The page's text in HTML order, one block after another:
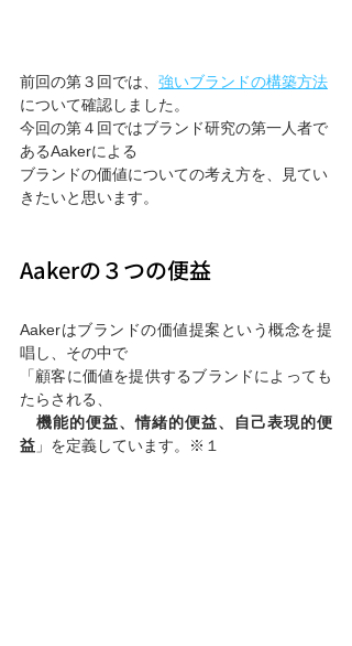
前回の第３回では、 強いブランドの構築方法
について確認しました。
今回の第４回ではブランド研究の第一人者で
あるAakerによる
ブランドの価値についての考え方を、見てい
きたいと思います。
Aakerの３つの便益
Aakerはブランドの価値提案という概念を提
唱し、その中で
「顧客に価値を提供するブランドによっても
たらされる、
機能的便益、情緒的便益、自己表現的便
益 」を定義しています。※１